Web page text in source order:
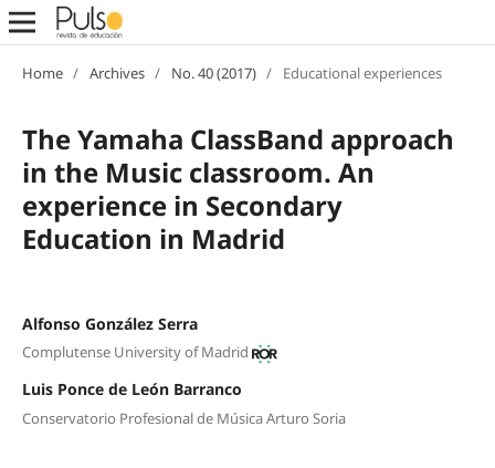
Home / Archives / No. 40 (2017) / Educational experiences
The Yamaha ClassBand approach
in the Music classroom. An
experience in Secondary
Education in Madrid
Alfonso González Serra
Complutense University of Madrid
Luis Ponce de León Barranco
Conservatorio Profesional de Música Arturo Soria